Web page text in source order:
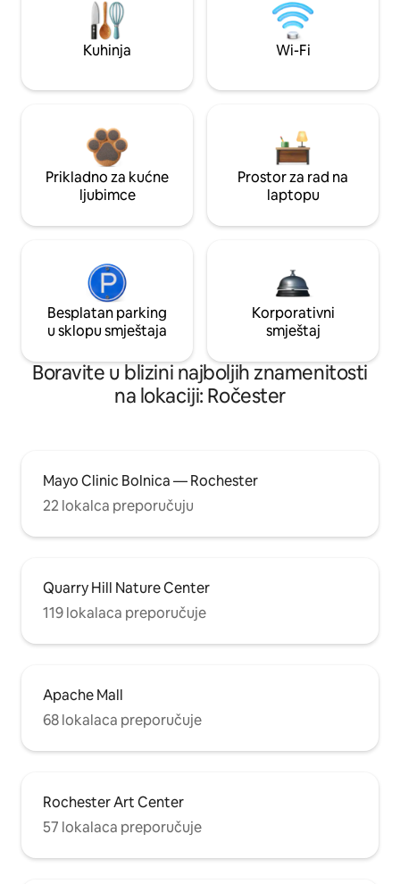
Kuhinja Wi-Fi
Prikladno za kućne
ljubimce
Prostor za rad na
laptopu
Besplatan parking
u sklopu smještaja
Korporativni
smještaj
Boravite u blizini najboljih znamenitosti
na lokaciji: Ročester
Mayo Clinic Bolnica — Rochester
22 lokalca preporučuju
Quarry Hill Nature Center
119 lokalaca preporučuje
Apache Mall
68 lokalaca preporučuje
Rochester Art Center
57 lokalaca preporučuje